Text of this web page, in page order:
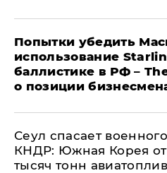
Попытки убедить
использование
баллистике в РФ –
о позиции
​Сеул спасает
КНДР: Южная Корея
тысяч тонн